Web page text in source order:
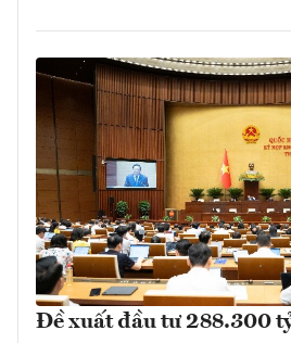
Đề xuất đầu tư 288.300